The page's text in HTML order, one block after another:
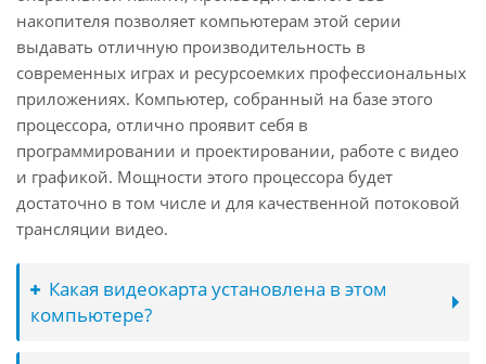
накопителя позволяет компьютерам этой серии
выдавать отличную производительность в
современных играх и ресурсоемких профессиональных
приложениях. Компьютер, собранный на базе этого
процессора, отлично проявит себя в
программировании и проектировании, работе с видео
и графикой. Мощности этого процессора будет
достаточно в том числе и для качественной потоковой
трансляции видео.
Какая видеокарта установлена в этом
компьютере?